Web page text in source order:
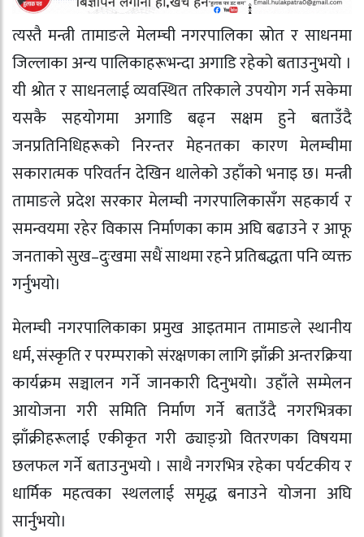
त्यस्तै मन्त्री तामाङले मेलम्ची नगरपालिका स्रोत र साधनमा
जिल्लाका अन्य पालिकाहरूभन्दा अगाडि रहेको बताउनुभयो ।
यी श्रोत र साधनलाई व्यवस्थित तरिकाले उपयोग गर्न सकेमा
यसकै सहयोगमा अगाडि बढ्न सक्षम हुने बताउँदै
जनप्रतिनिधिहरूको निरन्तर मेहनतका कारण मेलम्चीमा
सकारात्मक परिवर्तन देखिन थालेको उहाँको भनाइ छ। मन्त्री
तामाङले प्रदेश सरकार मेलम्ची नगरपालिकासँग सहकार्य र
समन्वयमा रहेर विकास निर्माणका काम अघि बढाउने र आफू
जनताको सुख–दुःखमा सधैं साथमा रहने प्रतिबद्धता पनि व्यक्त
गर्नुभयो।
मेलम्ची नगरपालिकाका प्रमुख आइतमान तामाङले स्थानीय
धर्म, संस्कृति र परम्पराको संरक्षणका लागि झाँक्री अन्तरक्रिया
कार्यक्रम सञ्चालन गर्ने जानकारी दिनुभयो। उहाँले सम्मेलन
आयोजना गरी समिति निर्माण गर्ने बताउँदै नगरभित्रका
झाँक्रीहरूलाई एकीकृत गरी ढ्याङ्ग्रो वितरणका विषयमा
छलफल गर्ने बताउनुभयो । साथै नगरभित्र रहेका पर्यटकीय र
धार्मिक महत्वका स्थललाई समृद्ध बनाउने योजना अघि
सार्नुभयो।